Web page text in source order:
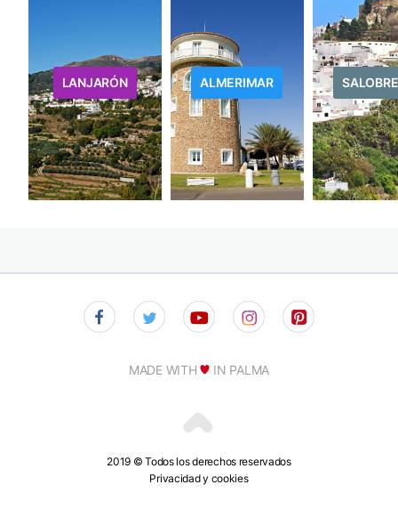
LANJARÓN ALMERIMAR
2019 © Todos los derechos reservados
Privacidad y cookies
MADE WITH IN PALMA